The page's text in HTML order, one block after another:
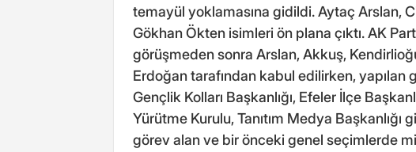
temayül yoklamasına gidildi. Aytaç Arslan,
Gökhan Ökten isimleri ön plana çıktı. AK
görüşmeden sonra Arslan, Akkuş,
Erdoğan tarafından kabul edilirken, yapılan
Gençlik Kolları Başkanlığı, Efeler İlçe
Yürütme Kurulu, Tanıtım Medya
görev alan ve bir önceki genel seçimlerde